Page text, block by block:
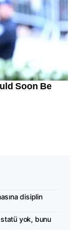
disiplin
yok, bunu